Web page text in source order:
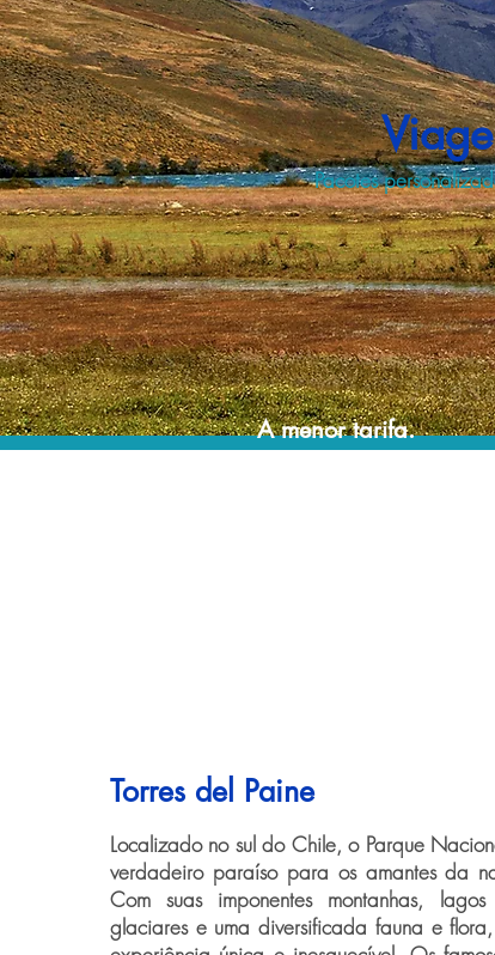
Pacotes
A menor tarifa.
Torres del Paine
Localizado no sul do Chile, o Parque
verdadeiro paraíso para os amantes da
Com suas imponentes montanhas,
glaciares e uma diversificada fauna e